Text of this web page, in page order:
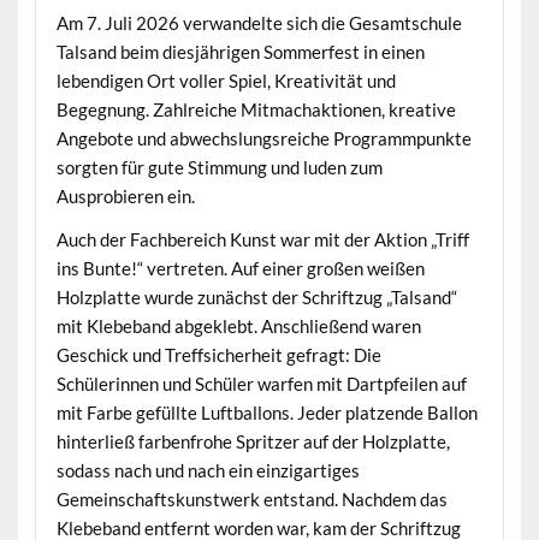
Am 7. Juli 2026 verwandelte sich die Gesamtschule
Talsand beim diesjährigen Sommerfest in einen
lebendigen Ort voller Spiel, Kreativität und
Begegnung. Zahlreiche Mitmachaktionen, kreative
Angebote und abwechslungsreiche Programmpunkte
sorgten für gute Stimmung und luden zum
Ausprobieren ein.
Auch der Fachbereich Kunst war mit der Aktion „Triff
ins Bunte!“ vertreten. Auf einer großen weißen
Holzplatte wurde zunächst der Schriftzug „Talsand“
mit Klebeband abgeklebt. Anschließend waren
Geschick und Treffsicherheit gefragt: Die
Schülerinnen und Schüler warfen mit Dartpfeilen auf
mit Farbe gefüllte Luftballons. Jeder platzende Ballon
hinterließ farbenfrohe Spritzer auf der Holzplatte,
sodass nach und nach ein einzigartiges
Gemeinschaftskunstwerk entstand. Nachdem das
Klebeband entfernt worden war, kam der Schriftzug